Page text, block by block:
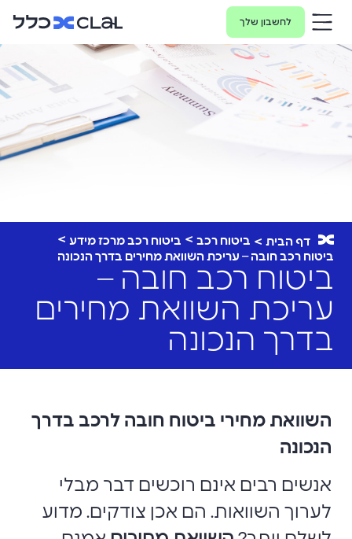
לחשבון שלך
דף הבית ביטוח רכב
ביטוח רכב מרכז מידע
ביטוח רכב חובה – עריכת השוואת מחירים בדרך הנכונה
ביטוח רכב חובה –
עריכת השוואת מחירים
בדרך הנכונה
השוואת מחירי ביטוח חובה לרכב בדרך
הנכונה
אנשים רבים אינם רוכשים דבר מבלי
לערוך השוואות. הם אכן צודקים. מדוע